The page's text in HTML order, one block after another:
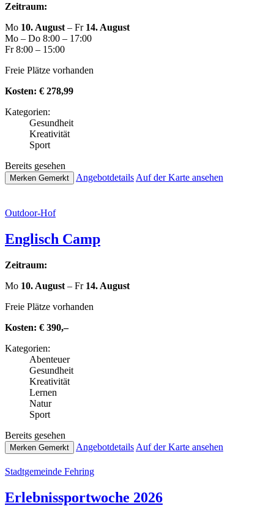
Zeitraum:
Mo 10. August – Fr 14. August
Mo – Do 8:00 – 17:00
Fr 8:00 – 15:00
Freie Plätze vorhanden
Kosten: € 278,99
Kate­go­rien:
Gesund­heit
Krea­ti­vi­tät
Sport
Bereits gesehen
Merken Gemerkt Ange­botde­tails Auf der Karte ansehen
Outdoor-Hof
Englisch Camp
Zeitraum:
Mo 10. August – Fr 14. August
Freie Plätze vorhanden
Kosten: € 390,–
Kate­go­rien:
Abenteuer
Gesund­heit
Krea­ti­vi­tät
Lernen
Natur
Sport
Bereits gesehen
Merken Gemerkt Ange­botde­tails Auf der Karte ansehen
Stadt­ge­mein­de Fehring
Erleb­nis­sport­wo­che 2026